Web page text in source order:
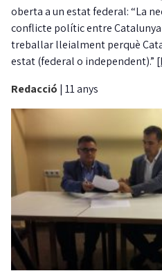
oberta a un estat federal: “La
conflicte polític entre Catalunya
treballar lleialment perquè
estat (federal o independent).”
Redacció | 11 anys